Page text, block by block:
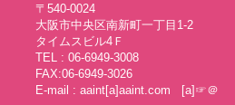
〒540-0024
大阪市中央区南新町一丁目1-2
タイムスビル4Ｆ
TEL : 06-6949-3008
FAX:06-6949-3026
E-mail : aaint[a]aaint.com [a]☞＠